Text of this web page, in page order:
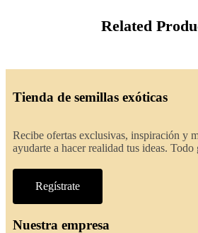
Related
Tienda de semillas exóticas
Recibe ofertas exclusivas, inspiración y
ayudarte a hacer realidad tus ideas. Todo
Regístrate
Nuestra empresa